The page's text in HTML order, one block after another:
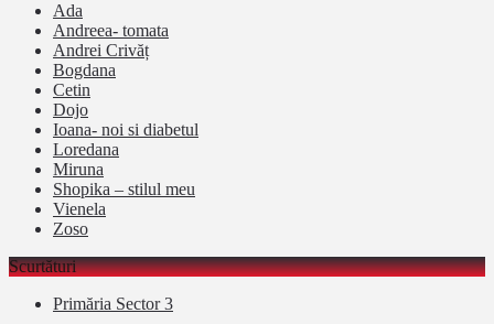
Ada
Andreea- tomata
Andrei Crivăț
Bogdana
Cetin
Dojo
Ioana- noi si diabetul
Loredana
Miruna
Shopika – stilul meu
Vienela
Zoso
Scurtături
Primăria Sector 3